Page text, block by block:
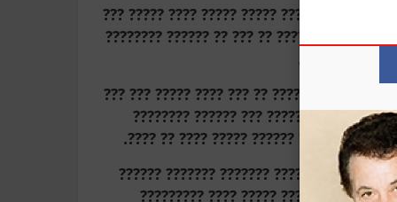
????? ????? ?? ????? ????? ????????
??? ?? ??????? ??????? ?? ???? ????? ????
???????
??? ??? ?? ????? ?? ??? ????????? ????????
???? ??? ????? ?????? ????? ??? ?????
???????? ?????? ?????? ?????? ??????
??? ??? ????? ???? ??????? ?? ???????
????? ???? ??? ????? ?????? ?????